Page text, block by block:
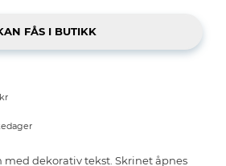
med dekorativ tekst. Skrinet åpnes